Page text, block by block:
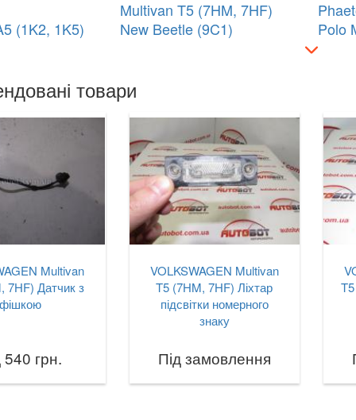
(1K2, 1K5)
Multivan T5 (7HM, 7HF)
New Beetle (9C1)
Polo
товари
Multivan
7HF) Датчик з
540 грн.
VOLKSWAGEN Multivan
T5 (7HM, 7HF) Ліхтар
підсвітки номерного
знаку
Під замовлення